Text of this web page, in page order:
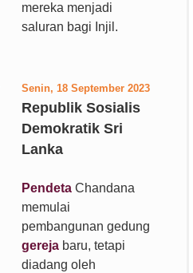
mereka menjadi
saluran bagi Injil.
Senin, 18 September 2023
Republik Sosialis
Demokratik Sri
Lanka
PendetaChandana
memulai
pembangunan gedung
gerejabaru, tetapi
diadang oleh